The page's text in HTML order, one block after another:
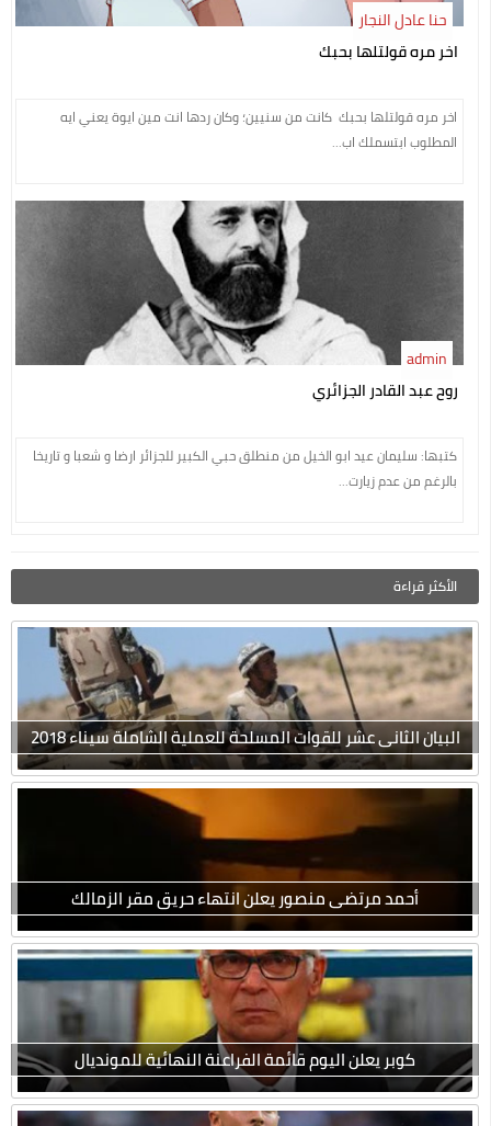
اخر مره قولتلها بحبك
حنا عادل النجار
اخر مره قولتلها بحبك كانت من سنيين؛ وكان ردها انت مين ايوة يعني ايه
المطلوب ابتسملك اب...
روح عبد القادر الجزائري
admin
كتبها: سليمان عيد ابو الخيل من منطلق حبي الكبير للجزائر ارضا و شعبا و تاريخا
بالرغم من عدم زيارت...
الأكثر قراءة
البيان الثانى عشر للقوات المسلحة للعملية الشاملة سيناء 2018
أحمد مرتضى منصور يعلن انتهاء حريق مقر الزمالك
كوبر يعلن اليوم قائمة الفراعنة النهائية للمونديال